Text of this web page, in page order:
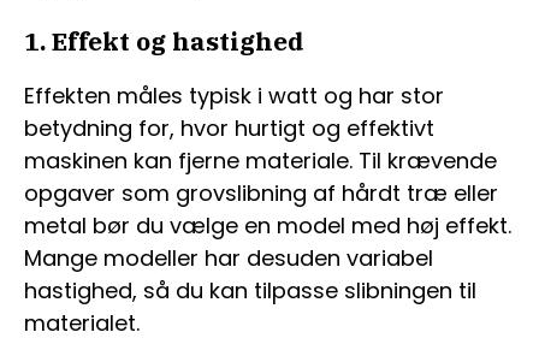
1. Effekt og hastighed
Effekten måles typisk i watt og har stor
betydning for, hvor hurtigt og effektivt
maskinen kan fjerne materiale. Til krævende
opgaver som grovslibning af hårdt træ eller
metal bør du vælge en model med høj effekt.
Mange modeller har desuden variabel
hastighed, så du kan tilpasse slibningen til
materialet.